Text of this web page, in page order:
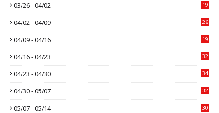
03/26 - 04/02 19
04/02 - 04/09 26
04/09 - 04/16 19
04/16 - 04/23 32
04/23 - 04/30 34
04/30 - 05/07 32
05/07 - 05/14 30